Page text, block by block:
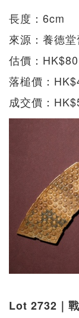
長度：6cm
來源：養德
估價：
落槌價：
成交價：
Lot 2732｜